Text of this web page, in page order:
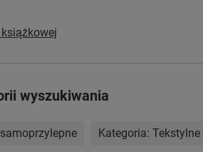
wyszukiwania
Kategoria: